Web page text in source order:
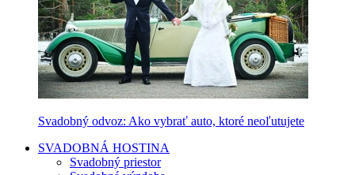
Svadobný odvoz: Ako vybrať auto, ktoré neoľutujete
SVADOBNÁ HOSTINA
Svadobný priestor